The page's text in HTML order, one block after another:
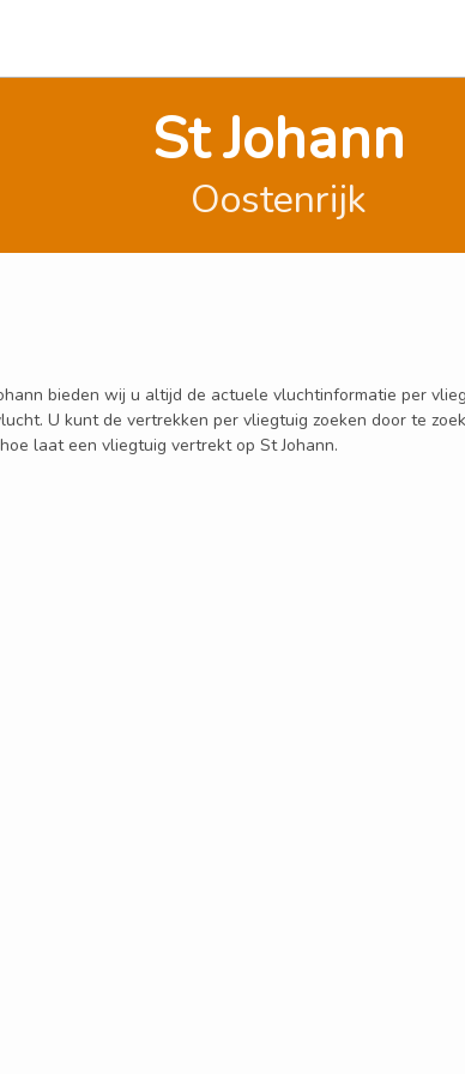
St Johann
Oostenrijk
bieden wij u altijd de actuele vluchtinformatie per
U kunt de vertrekken per vliegtuig zoeken door te
laat een vliegtuig vertrekt op St Johann.